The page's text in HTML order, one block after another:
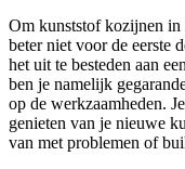
Om kunststof kozijnen
beter niet voor de eerste
het uit te besteden aan
ben je namelijk
op de werkzaamheden.
genieten van je nieuwe
van met problemen of